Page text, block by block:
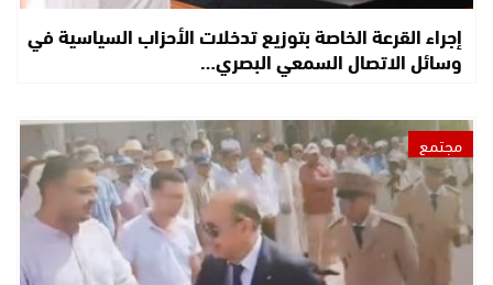
إجراء القرعة الخاصة بتوزيع تدخلات الأحزاب السياسية في
وسائل الاتصال السمعي البصري…
مجتمع